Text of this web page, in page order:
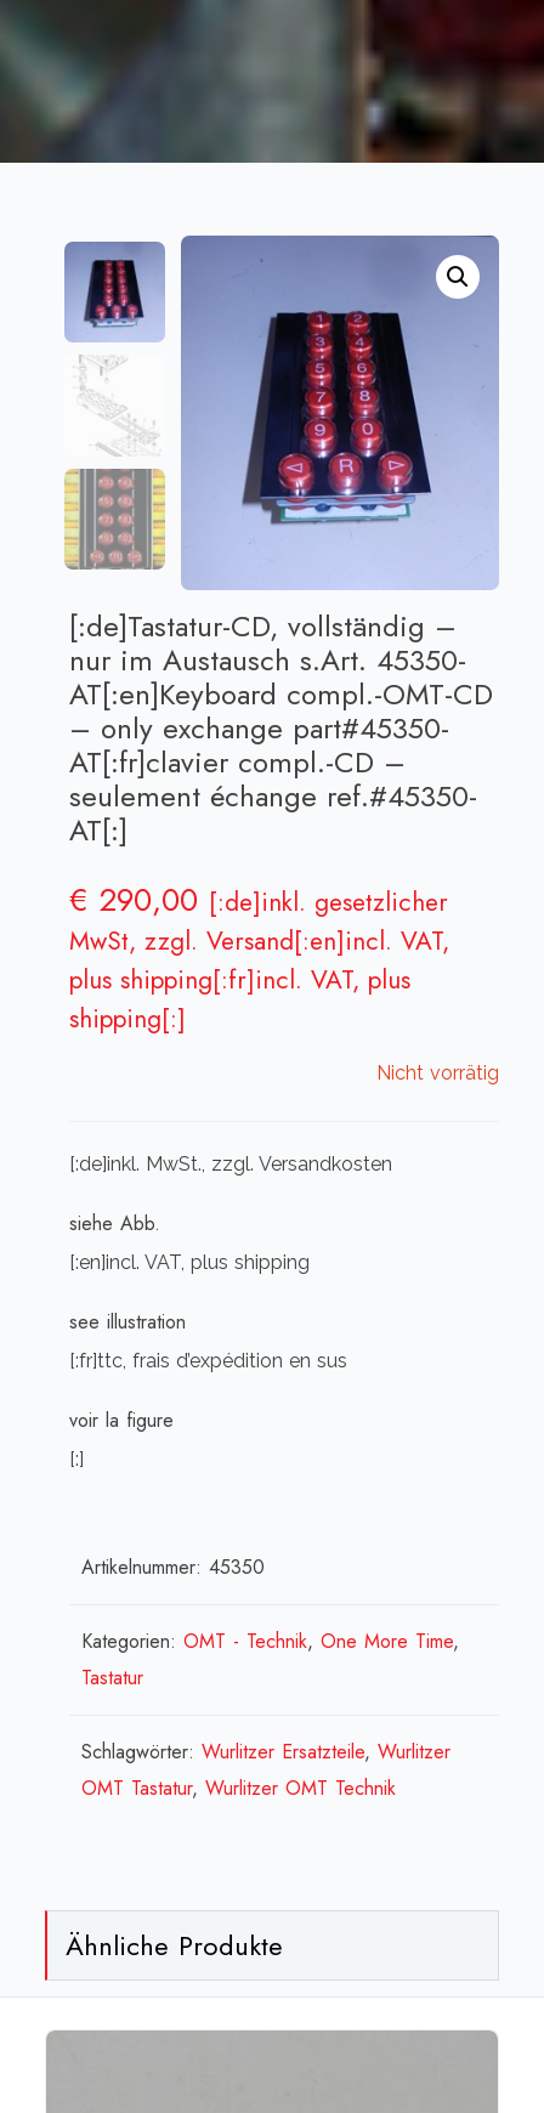
[:de]Tastatur-CD, vollständig –
nur im Austausch s.Art. 45350-
AT[:en]Keyboard compl.-OMT-CD
– only exchange part#45350-
AT[:fr]clavier compl.-CD –
seulement échange ref.#45350-
AT[:]
€ 290,00 [:de]inkl. gesetzlicher
MwSt, zzgl. Versand[:en]incl. VAT,
plus shipping[:fr]incl. VAT, plus
shipping[:]
Nicht vorrätig
[:de]inkl. MwSt., zzgl. Versandkosten
siehe Abb.
[:en]incl. VAT, plus shipping
see illustration
[:fr]ttc, frais d’expédition en sus
voir la figure
[:]
Artikelnummer:45350
Kategorien:OMT - Technik,One More Time,
Tastatur
Schlagwörter:Wurlitzer Ersatzteile,Wurlitzer
OMT Tastatur,Wurlitzer OMT Technik
Ähnliche Produkte